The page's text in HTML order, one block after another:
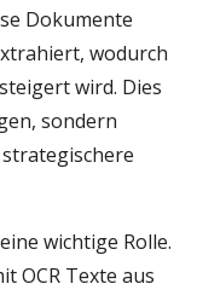
Dokumente
wodurch
wird. Dies
sondern
wichtige Rolle.
OCR Texte aus